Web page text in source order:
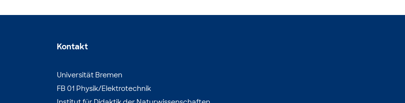
Kontakt
Universität Bremen
FB 01 Physik/Elektrotechnik